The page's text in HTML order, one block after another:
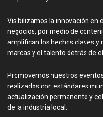
Visibilizamos la innovación en
negocios, por medio de
amplifican los hechos claves y
marcas y el talento detrás de
Promovemos nuestros
realizados con estándares
actualización permanente y
de la industria local.